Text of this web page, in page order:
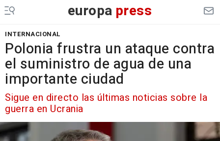
europa press
INTERNACIONAL
Polonia frustra un ataque contra
el suministro de agua de una
importante ciudad
Sigue en directo las últimas noticias sobre la
guerra en Ucrania